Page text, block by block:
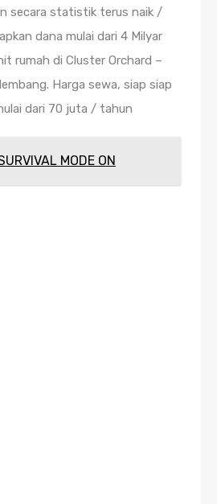
secara statistik terus naik /
dana mulai dari 4 Milyar
rumah di Cluster Orchard –
Harga sewa, siap siap
dari 70 juta / tahun
MODE ON